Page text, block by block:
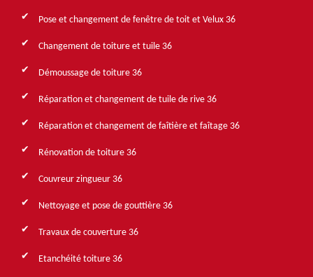
Pose et changement de fenêtre de toit et Velux 36
Changement de toiture et tuile 36
Démoussage de toiture 36
Réparation et changement de tuile de rive 36
Réparation et changement de faîtière et faîtage 36
Rénovation de toiture 36
Couvreur zingueur 36
Nettoyage et pose de gouttière 36
Travaux de couverture 36
Etanchéité toiture 36